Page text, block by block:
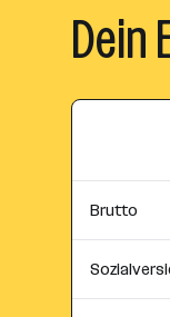
Dein
Brutto